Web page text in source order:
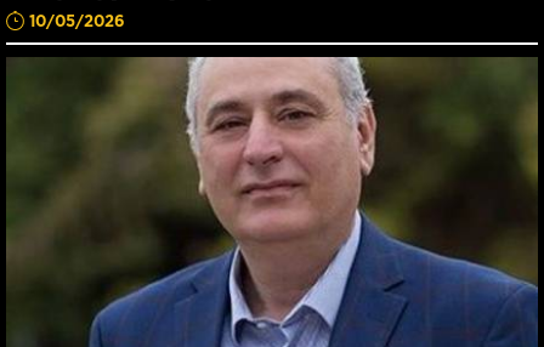
10/05/2026